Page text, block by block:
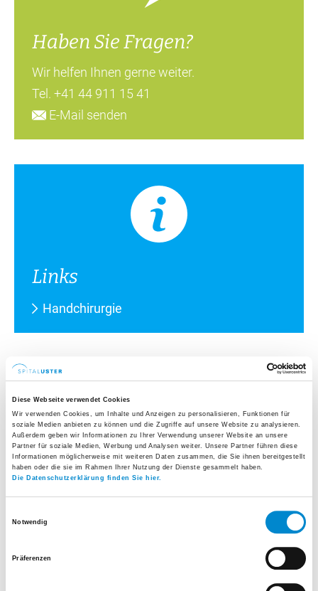
Diese Webseite verwendet Cookies
Wir verwenden Cookies, um Inhalte und Anzeigen zu personalisieren, Funktionen für
soziale Medien anbieten zu können und die Zugriffe auf unsere Website zu analysieren.
Außerdem geben wir Informationen zu Ihrer Verwendung unserer Website an unsere
Partner für soziale Medien, Werbung und Analysen weiter. Unsere Partner führen diese
Informationen möglicherweise mit weiteren Daten zusammen, die Sie ihnen bereitgestellt
haben oder die sie im Rahmen Ihrer Nutzung der Dienste gesammelt haben.
Die Datenschutzerklärung finden Sie hier.
Notwendig
Präferenzen
Haben Sie Fragen?
Wir helfen Ihnen gerne weiter.
Tel. +41 44 911 15 41
E-Mail senden
Links
Handchirurgie
Häufige Fragen
Wie lange muss ich für einen
handchirurgischen Eingriff im Spital
bleiben?
Die meisten handchirurgischen Wahleingriffe
sind ambulant möglich. Das heisst: Sie treten
am Morgen in unsere Tagesklinik ein und